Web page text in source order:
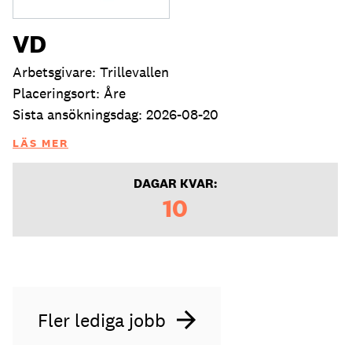
VD
Arbetsgivare: Trillevallen
Placeringsort: Åre
Sista ansökningsdag: 2026-08-20
LÄS MER
DAGAR KVAR:
10
Fler lediga jobb